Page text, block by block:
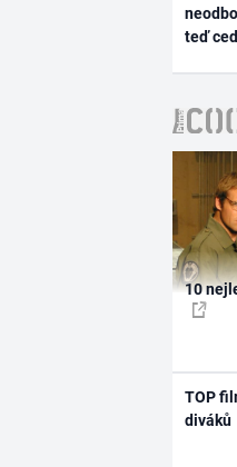
teď
10
TOP
diváků